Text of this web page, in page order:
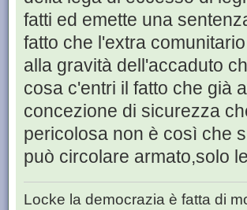
fatti ed emette una
fatto che l'extra
alla gravità dell'accaduto
cosa c'entri il fatto che già
concezione di sicurezza
pericolosa non è così che
può circolare armato,solo
Locke la democrazia è fatta di